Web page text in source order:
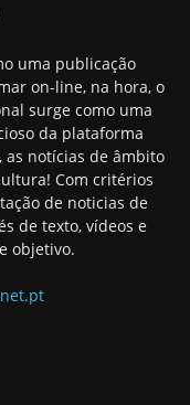
uma publicação
on-line, na hora, o
surge como uma
da plataforma
as notícias de âmbito
Com critérios
de noticias de
de texto, vídeos e
objetivo.